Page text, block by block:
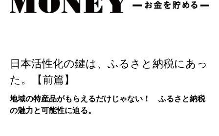
日本活性化の鍵は、ふるさと納税にあっ
た。【前篇】
地域の特産品がもらえるだけじゃない！ ふるさと納税
の魅力と可能性に迫る。